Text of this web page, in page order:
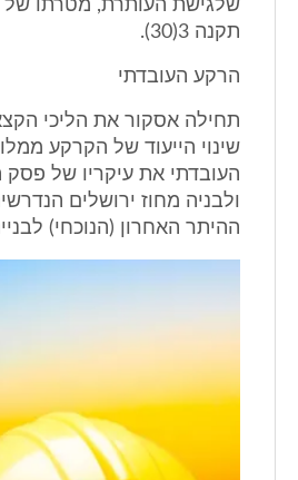
שלגישת העותרת, מטרתו של
תקנה 3(30).
הרקע העובדתי
תחילה אסקור את הליכי
שינוי הייעוד של הקרקע
ולבניה מחוז ירושלים
ההיתר האחרון (הנוכחי)